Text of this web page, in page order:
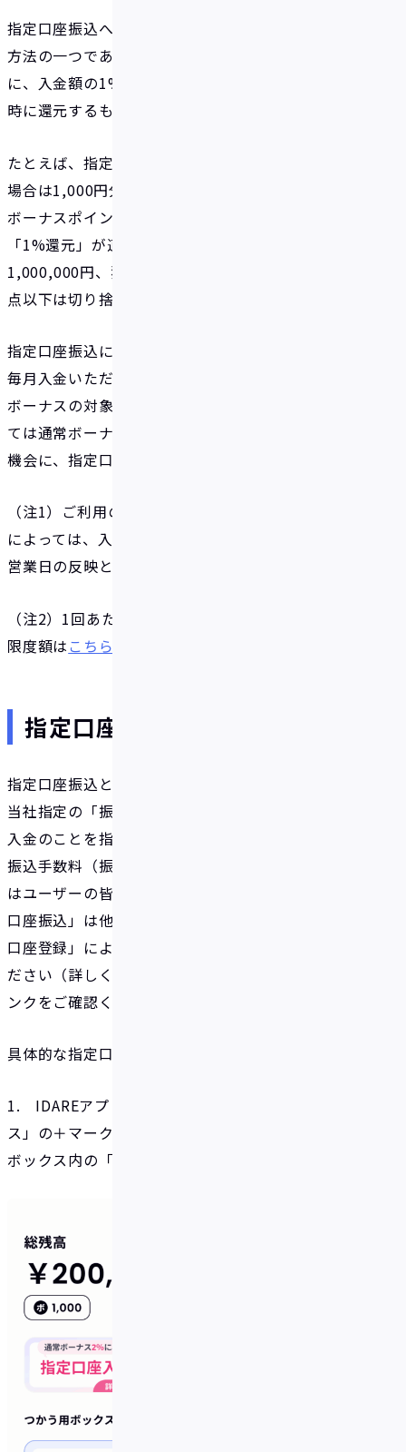
指定口座振込への「1%還元」とは、IDAREへの入金
方法の一つである指定口座振込による入金を対象
に、入金額の1%分のボーナスポイントを、入金と同
時に還元するものです。（注1）
たとえば、指定口座振込による入金額が100,000円の
場合は1,000円分、300,000円の場合は3,000円分の
ボーナスポイントが付与されます（注2）。なお、
「1%還元」が適用される指定口座入金額は100円～
1,000,000円、獲得ボーナスは1円～10,000円（小数
点以下は切り捨て）となります。
指定口座振込による残高は、他の入金方法と同様、
毎月入金いただくことで残高に年率2%還元する通常
ボーナスの対象となります。ユーザーの皆さまにとっ
ては通常ボーナスに上乗せとなりますので、ぜひこの
機会に、指定口座振込をお使いください。
（注1）ご利用の金融機関の振込受付状況・受付時間
によっては、入金額の反映にお時間がかかる場合や翌
営業日の反映となる場合があります。
（注2）1回あたり、または月間の入金（チャージ）
限度額は こちら
指定口座振込とは
指定口座振込とは、IDAREの手動入金方法の一つで、
当社指定の「振込専用口座」を利用した振込による
入金のことを指します。入金額は1円以上1円単位、
振込手数料（振込元の金融機関により掛かる場合）
はユーザーの皆さまの負担となります。なお、「指定
口座振込」は他の手動入金方法の一つである「銀行
口座登録」による入金とは異なりますのでご注意く
ださい（詳しくは下段リンク「手動入金方法」のリ
ンクをご確認ください）。
具体的な指定口座振込の方法は以下です。
1. IDAREアプリにログインし、「つかう用ボック
ス」の＋マーク、あるいは「ためる用ボックス」の各
ボックス内の「＋入金」ボタンをタップ